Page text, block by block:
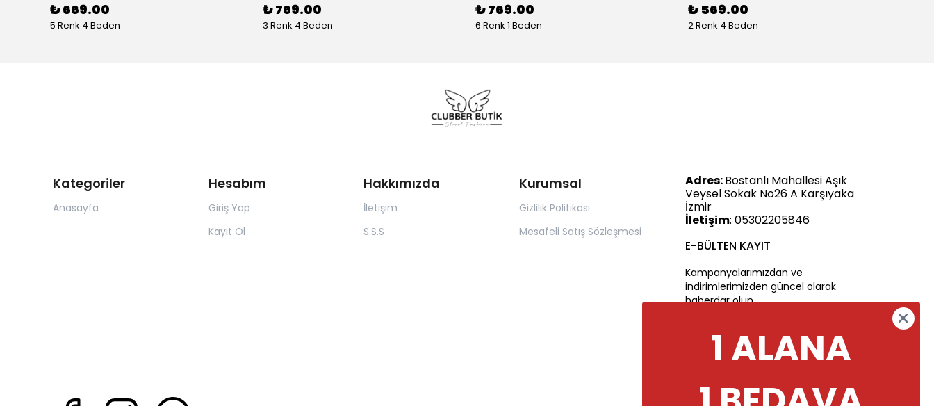
₺ 669.00
5 Renk 4 Beden
₺ 769.00
3 Renk 4 Beden
₺ 769.00
6 Renk 1 Beden
₺ 569.00
2 Renk 4 Beden
Kategoriler
Anasayfa
Hesabım
Giriş Yap
Kayıt Ol
Hakkımızda
İletişim
S.S.S
Kurumsal
Gizlilik Politikası
Mesafeli Satış Sözleşmesi
Adres:Bostanlı Mahallesi Aşık
Veysel Sokak No26 A Karşıyaka
İzmir
İletişim: 05302205846
E-BÜLTEN KAYIT
Kampanyalarımızdan ve
indirimlerimizden güncel olarak
haberdar olun.
1 ALANA